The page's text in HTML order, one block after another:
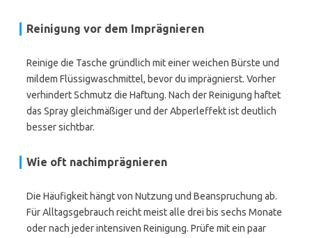
Reinigung vor dem Imprägnieren
Reinige die Tasche gründlich mit einer weichen Bürste und
mildem Flüssigwaschmittel, bevor du imprägnierst. Vorher
verhindert Schmutz die Haftung. Nach der Reinigung haftet
das Spray gleichmäßiger und der Abperleffekt ist deutlich
besser sichtbar.
Wie oft nachimprägnieren
Die Häufigkeit hängt von Nutzung und Beanspruchung ab.
Für Alltagsgebrauch reicht meist alle drei bis sechs Monate
oder nach jeder intensiven Reinigung. Prüfe mit ein paar